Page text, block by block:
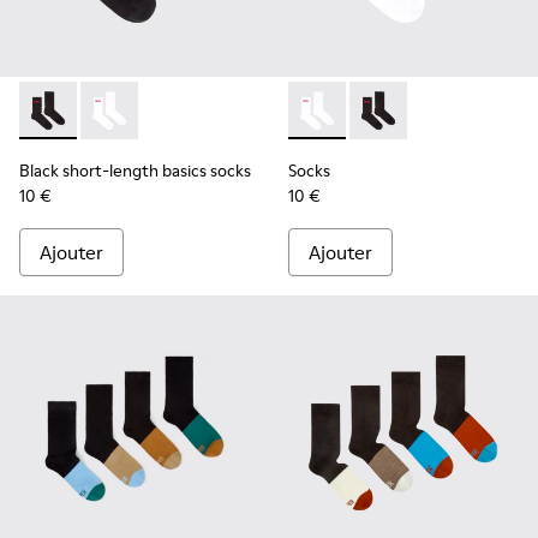
Black short-length basics socks - KA00072-001 -
Black short-length basics socks - KA00072-002 -
Black short-length basics socks
10 €
Ajouter
Socks - KA00072-002 -
Socks - KA00072-
Socks
10 €
Ajouter